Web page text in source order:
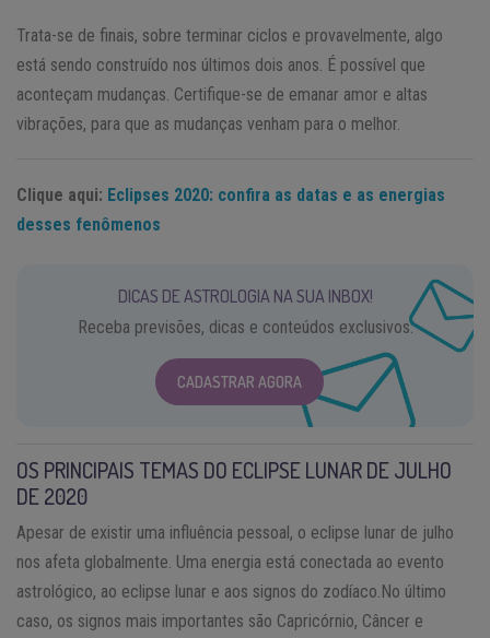
Trata-se de finais, sobre terminar ciclos e provavelmente, algo
está sendo construído nos últimos dois anos. É possível que
aconteçam mudanças. Certifique-se de emanar amor e altas
vibrações, para que as mudanças venham para o melhor.
Clique aqui: Eclipses 2020: confira as datas e as energias
desses fenômenos
DICAS DE ASTROLOGIA NA SUA INBOX!
Receba previsões, dicas e conteúdos exclusivos.
CADASTRAR AGORA
OS PRINCIPAIS TEMAS DO ECLIPSE LUNAR DE JULHO
DE 2020
Apesar de existir uma influência pessoal, o eclipse lunar de julho
nos afeta globalmente. Uma energia está conectada ao evento
astrológico, ao eclipse lunar e aos signos do zodíaco.No último
caso, os signos mais importantes são Capricórnio, Câncer e